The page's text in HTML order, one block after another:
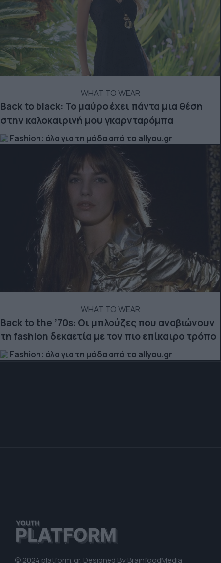
WHAT TO WEAR
Back to black: Το μαύρο έχει πάντα μια θέση
στην καλοκαιρινή μου γκαρνταρόμπα
Fashion: όλα για τη μόδα από το allyou.gr
WHAT TO WEAR
Back to the ’70s: Οι μπλούζες που αναβιώνουν
τη fashion δεκαετία με τον πιο επίκαιρο τρόπο
Fashion: όλα για τη μόδα από το allyou.gr
© 2024 platform. gr. Designed ByBrainfoodMedia